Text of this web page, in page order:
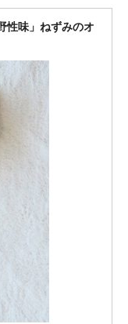
性味」ねずみのオ